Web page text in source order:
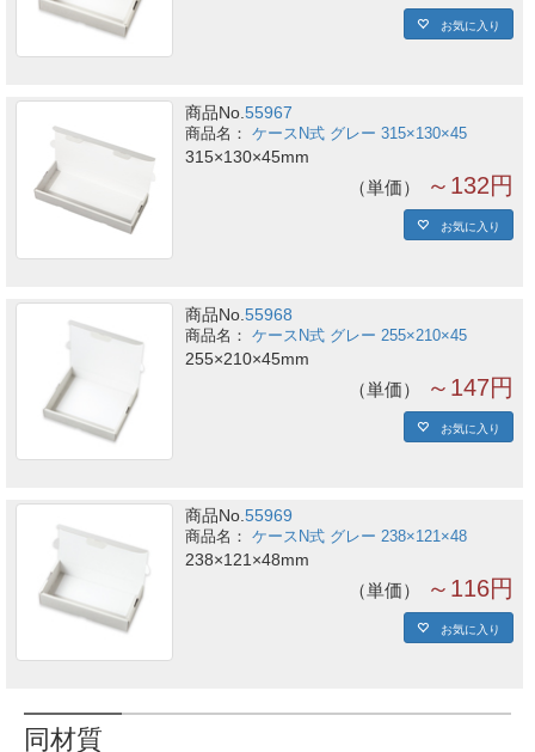
お気に入り
商品No.55967
ケースN式 グレー 315×130×45
315×130×45mm
単価 ～132円
お気に入り
商品No.55968
ケースN式 グレー 255×210×45
255×210×45mm
単価 ～147円
お気に入り
商品No.55969
ケースN式 グレー 238×121×48
238×121×48mm
単価 ～116円
お気に入り
同材質